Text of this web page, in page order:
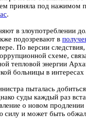
приняла под нажимом
.
в злоупотреблении
подозревают в
По версии
схеме,
тепловой энергии
больницы в
пыталась
суды каждый раз
о новом продлении
силу и может быть